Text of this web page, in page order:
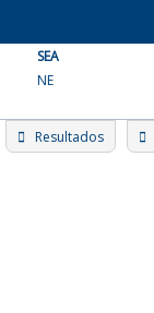
content
SEA
NE
Resultados